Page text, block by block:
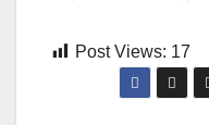
Post Views: 17